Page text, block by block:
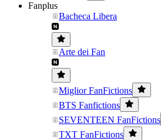
Fanplus
Bacheca Libera
Arte dei Fan
Miglior FanFictions
BTS Fanfictions
SEVENTEEN FanFictions
TXT FanFictions